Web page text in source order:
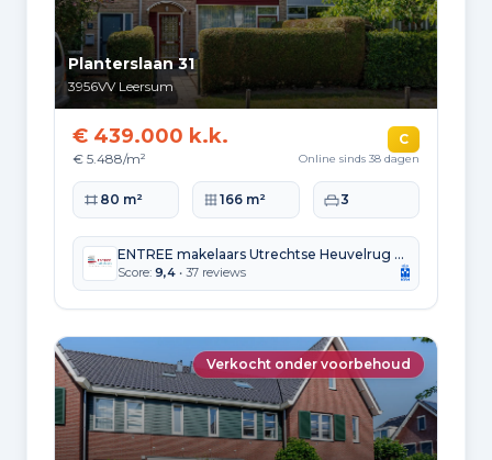
Planterslaan 31
3956VV Leersum
€ 439.000 k.k.
€ 5.488/m²
C
Online sinds 38 dagen
Woonoppervlakte
80 m² Perceeloppervlakte
166 m² Slaapkamers
3
ENTREE makelaars Utrechtse Heuvelrug b.v.
Score: 9,4 • 37 reviews
Verkocht onder voorbehoud